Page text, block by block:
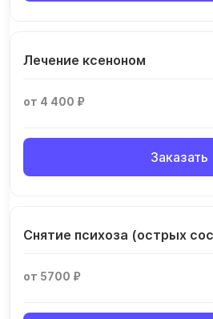
Лечение ксеноном
от 4 400 ₽
Заказать
Снятие психоза (острых
от 5700 ₽